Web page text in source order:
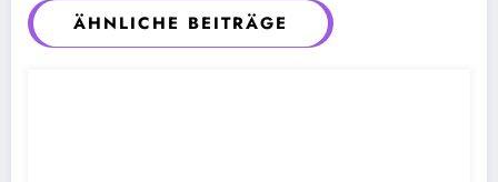
ÄHNLICHE BEITRÄGE